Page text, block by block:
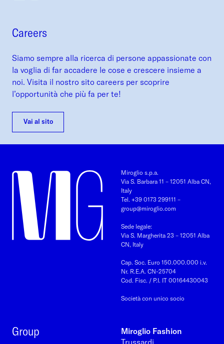
Careers
Siamo sempre alla ricerca di persone appassionate con
la voglia di far accadere le cose e crescere insieme a
noi. Visita il nostro sito careers per scoprire
l’opportunità che più fa per te!
Vai al sito
Miroglio s.p.a.
Via S. Barbara 11 – 12051 Alba CN,
Italy
Tel. +39 0173 299111 –
group@miroglio.com
Sede legale:
Via S. Margherita 23 – 12051 Alba
CN, Italy
Cap. Soc. Euro 150.000.000 i.v.
Nr. R.E.A. CN-25704
Cod. Fisc. / P.I. IT 00164430043
Società con unico socio
Group
Miroglio Fashion
Trussardi